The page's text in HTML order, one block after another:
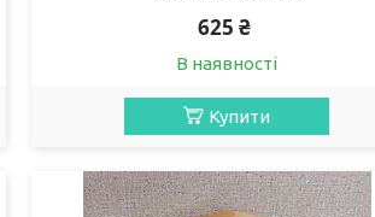
625 ₴
В наявності
Купити